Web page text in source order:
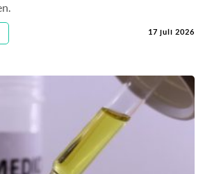
17 juli 2026